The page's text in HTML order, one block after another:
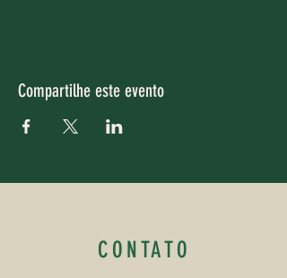
Compartilhe este evento
CONTATO